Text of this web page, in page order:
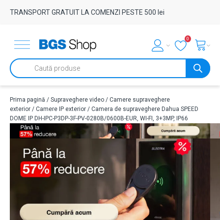
TRANSPORT GRATUIT LA COMENZI PESTE 500 lei
0
Products
search
Prima pagină / Supraveghere video / Camere supraveghere
exterior / Camere IP exterior / Camera de supraveghere Dahua SPEED
DOME IP DH-IPC-P3DP-3F-PV-0280B/0600B-EUR, WI-FI, 3+3MP, IP66